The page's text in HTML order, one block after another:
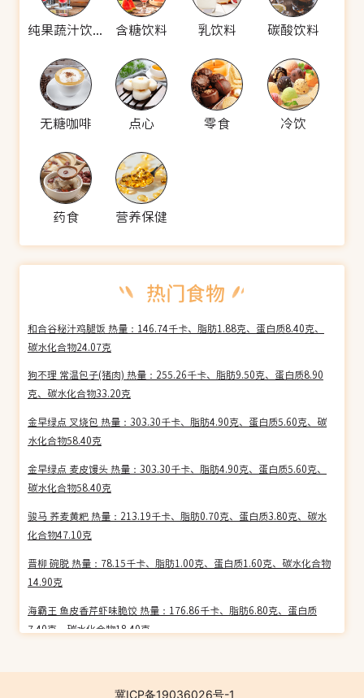
纯果蔬汁饮料 含糖饮料 乳饮料 碳酸饮料
无糖咖啡 点心 零食 冷饮
药食 营养保健
和合谷秘汁鸡腿饭 热量：146.74千卡、脂肪1.88克、蛋白质8.40克、
碳水化合物24.07克
狗不理 常温包子(猪肉) 热量：255.26千卡、脂肪9.50克、蛋白质8.90
克、碳水化合物33.20克
金早绿点 叉烧包 热量：303.30千卡、脂肪4.90克、蛋白质5.60克、碳
水化合物58.40克
金早绿点 麦皮馒头 热量：303.30千卡、脂肪4.90克、蛋白质5.60克、
碳水化合物58.40克
骏马 荞麦黄粑 热量：213.19千卡、脂肪0.70克、蛋白质3.80克、碳水
化合物47.10克
晋柳 碗脱 热量：78.15千卡、脂肪1.00克、蛋白质1.60克、碳水化合物
14.90克
海霸王 鱼皮香芹虾味脆饺 热量：176.86千卡、脂肪6.80克、蛋白质
7.40克、碳水化合物18.40克
碳水化合物56.00克
冀ICP备19036026号-1